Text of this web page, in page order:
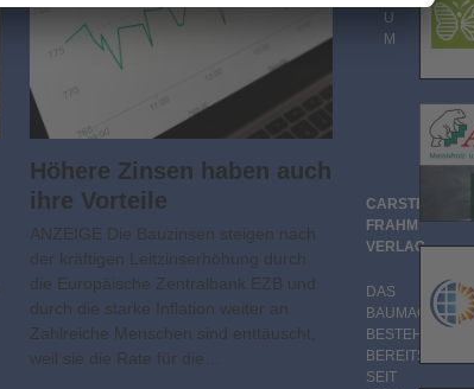
Höhere Zinsen haben auch
ihre Vorteile
ANZEIGE Die Bauzinsen steigen nach
der kräftigen Leitzinserhöhung durch
die Europäische Zentralbank EZB und
durch die starke Inflation weiter an.
Zahlreiche Menschen sind enttäuscht,
weil sie die Rate für die…
U
M
CARSTEN
FRAHM
VERLAG
DAS
BAUMAGAZIN
BESTEHT
BEREITS
SEIT